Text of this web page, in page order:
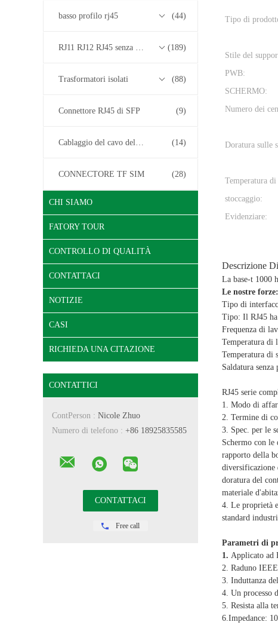
basso profilo rj45 (44)
RJ11 RJ12 RJ45 senza serie di trasformatori (189)
Trasformatori isolati (88)
Connettore RJ45 di SFP (9)
Cablaggio del cavo del connettore (14)
CONNECTORE TF SIM (28)
CHI SIAMO
FATORY TOUR
CONTROLLO DI QUALITÀ
CONTATTACI
NOTIZIE
CASI
RICHIEDA UNA CITAZIONE
CONTATTICI
ContPerson : Nicole Zhuo
Numero di telefono : +86 18925835585
Free call
Tipo di
Stile del
PWB:
SCHERMO:
Numero dei
Doratura sulle
Temperatura di
stoccaggio:
Evidenziare:
Descrizione
La base-t 1000
Le nostre forze:
Tipo di
Tipo: Il RJ45
Frequenza di
Temperatura
Temperatura
Saldatura
RJ45 serie
1. Modo di
2. Termine di
3. Spec. per le
Schermo con
rapporto della
diversificazione
doratura del
materiale
4. Le proprietà
standard
Parametri di
1. Applicato ad
2. Raduno
3. Induttanza
4. Un processo
5. Resista alla
6.Impedance: